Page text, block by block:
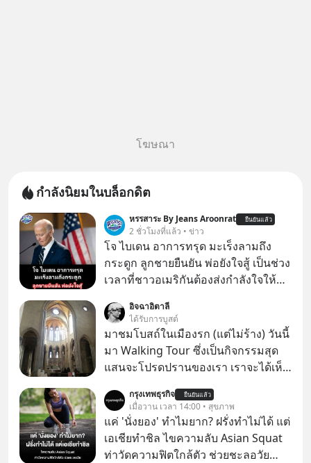
โฆษณา
กำลังนิยมในบล็อกดิต
หรรสาระ By Jeans Aroonrat ยืนยันแล้ว
2 ชั่วโมงที่แล้ว • ข่าว
โจ ไบเดน อาการทรุด มะเร็งลามถึง
กระดูก ลูกชายยืนยัน พ่อยังใจสู้ เป็นช่วง
เวลาที่ชาวอเมริกันต้องส่งกำลังใจให้กับ
ตอนนี้กำลังต่อสู้กับโรคมะเร็งอย่างหนัก
ล่าสุด ฮันเตอร์ ไบเดน ลูกชายได้ออกมา
เปิดเผยอาการของพ่อว่า "น่าเป็นห่วง
อย่างมาก" เนื่องจากมะเร็งได้ลุกลามไป
สร้างความเจ็บปวดทรมานอย่างรุนแรง
แต่ยืนยันว่า โจ ไบเดน พ่อของเขายังใจ
สู้ เพื่อรักษาอาการป่วยของตนอย่างเต็ม
ที่
อิจฉาอิตาลี
ได้รับการบูสต์
มาชมโบสถ์ในเมืองรก (แต่ไม่ร้าง) วันนี้
มา Walking Tour ซึ่งเป็นกิจกรรมสุด
แสนจะโปรดปรานของเรา เราจะได้เห็น
กรุงเทพธุรกิจ ยืนยันแล้ว
เมื่อวาน เวลา 14:00 • สุขภาพ
แค่ 'นั่งยอง' ทำไมยาก? ฝรั่งทำไม่ได้ แต่
เอเชียทำชิล ไขความลับ Asian Squat
ท่าวัดความฟิตใกล้ตัว ช่วยชะลอวัย